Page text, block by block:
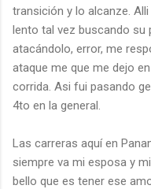
transición y lo alcanze.
lento tal vez buscando su
atacándolo, error, me
ataque me que me dejo
corrida. Asi fui pasando
4to en la general.
Las carreras aquí en
siempre va mi esposa y
bello que es tener ese